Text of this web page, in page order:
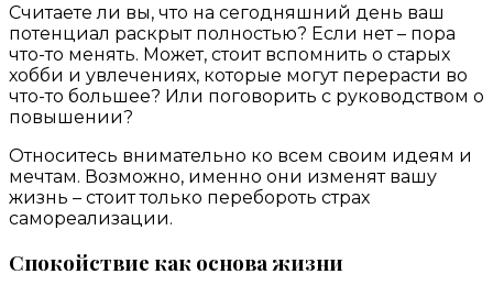
Считаете ли вы, что на сегодняшний день ваш
потенциал раскрыт полностью? Если нет – пора
что-то менять. Может, стоит вспомнить о старых
хобби и увлечениях, которые могут перерасти во
что-то большее? Или поговорить с руководством о
повышении?
Относитесь внимательно ко всем своим идеям и
мечтам. Возможно, именно они изменят вашу
жизнь – стоит только перебороть страх
самореализации.
Спокойствие как основа жизни